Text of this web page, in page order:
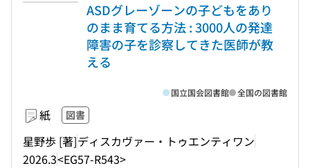
ASDグレーゾーンの子どもをあり
のまま育てる方法 : 3000人の発達
障害の子を診察してきた医師が教
える
紙 図書
星野歩 [著]ディスカヴァー・トゥエンティワン
2026.3<EG57-R543>
国立国会図書館 全国の図書館